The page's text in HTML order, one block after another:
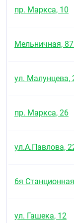
почками.
Период
Отсутствует
бисопролола у
нарушением
или к
острая
стадии
пр. Маркса, 10
Мельничная,
ул. Малунцева,
пр. Маркса, 26
ул.А.Павлова,
6я
ул. Гашека, 12